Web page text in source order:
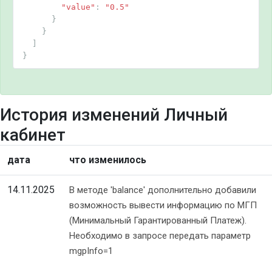
"value" :
"0.5"
}
}
}
История изменений Личный
кабинет
дата что изменилось
14.11.2025
В методе 'balance' дополнительно добавили
возможность вывести информацию по МГП
(Минимальный Гарантированный Платеж).
Необходимо в запросе передать параметр
mgpInfo=1